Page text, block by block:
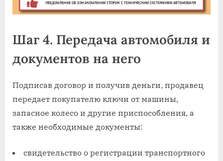
Шаг 4. Передача автомобиля и
документов на него
Подписав договор и получив деньги, продавец
передает покупателю ключи от машины,
запасное колесо и другие приспособления, а
также необходимые документы:
свидетельство о регистрации транспортного